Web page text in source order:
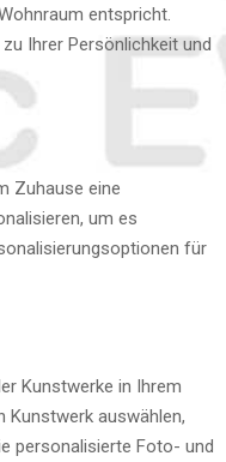
entspricht.
Ihrer Persönlichkeit und
Zuhause eine
um es
für
Kunstwerke in Ihrem
Kunstwerk auswählen,
personalisierte Foto- und